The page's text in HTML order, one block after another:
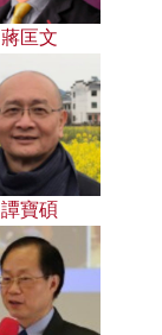
蔣匡文
譚寶碩